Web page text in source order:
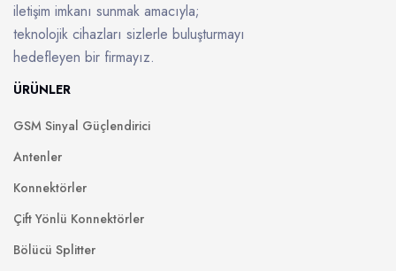
iletişim imkanı sunmak amacıyla;
teknolojik cihazları sizlerle buluşturmayı
hedefleyen bir firmayız.
ÜRÜNLER
GSM Sinyal Güçlendirici
Antenler
Konnektörler
Çift Yönlü Konnektörler
Bölücü Splitter